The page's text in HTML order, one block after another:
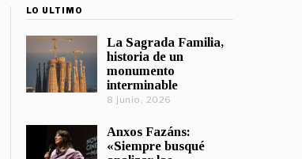
LO ÚLTIMO
La Sagrada Familia,
historia de un
monumento
interminable
8 junio, 2026
Anxos Fazáns:
«Siempre busqué